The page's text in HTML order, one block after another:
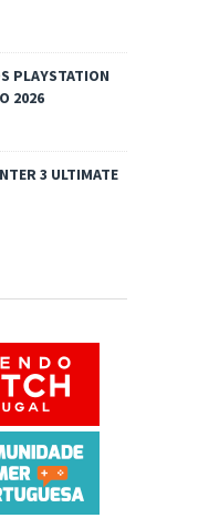
PLAYSTATION
2026
3 ULTIMATE